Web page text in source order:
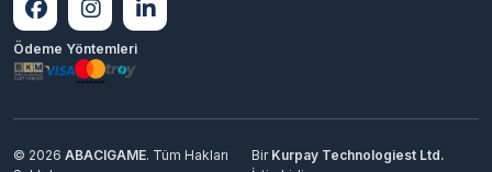
Ödeme Yöntemleri
© 2026 ABACIGAME. Tüm Hakları
Bir Kurpay Technologiest Ltd.